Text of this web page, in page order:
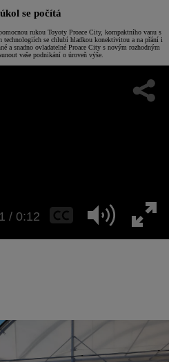
se počítá
rukou Toyoty Proace City, kompaktního vanu s
technologiích se chlubí hladkou konektivitou a na přání i
a snadno ovladatelné Proace City s novým rozhodným
vaše podnikání o úroveň výše.
/ 0:12